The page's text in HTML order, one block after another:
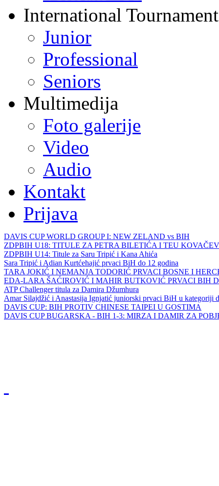
International
Junior
Professional
Seniors
Multimedija
Foto galerije
Video
Audio
Kontakt
Prijava
DAVIS CUP WORLD GROUP I: NEW ZELAND vs BIH
ZDPBIH U18: TITULE ZA PETRA BILETIĆA I TEU
ZDPBIH U14: Titule za Saru Tripić i Kana Ahića
Sara Tripić i Adian Kurtćehajić prvaci BiH do 12 godina
TARA JOKIĆ I NEMANJA TODORIĆ PRVACI BOSNE I
EDA-LARA ŠAĆIROVIĆ I MAHIR BUTKOVIĆ PRVACI BIH
ATP Challenger titula za Damira Džumhura
Amar Silajdžić i Anastasija Ignjatić juniorski prvaci BiH u kategoriji
DAVIS CUP: BIH PROTIV CHINESE TAIPEI U GOSTIMA
DAVIS CUP BUGARSKA - BIH 1-3: MIRZA I DAMIR ZA